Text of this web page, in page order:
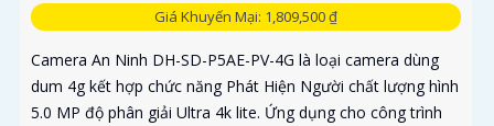
Giá Khuyến Mại: 1,809,500 ₫
Camera An Ninh DH-SD-P5AE-PV-4G là loại camera dùng
dum 4g kết hợp chức năng Phát Hiện Người chất lượng hình
5.0 MP độ phân giải Ultra 4k lite. Ứng dụng cho công trình